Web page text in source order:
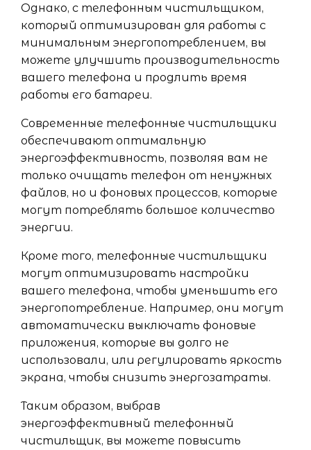
Однако, с телефонным чистильщиком,
который оптимизирован для работы с
минимальным энергопотреблением, вы
можете улучшить производительность
вашего телефона и продлить время
работы его батареи.
Современные телефонные чистильщики
обеспечивают оптимальную
энергоэффективность, позволяя вам не
только очищать телефон от ненужных
файлов, но и фоновых процессов, которые
могут потреблять большое количество
энергии.
Кроме того, телефонные чистильщики
могут оптимизировать настройки
вашего телефона, чтобы уменьшить его
энергопотребление. Например, они могут
автоматически выключать фоновые
приложения, которые вы долго не
использовали, или регулировать яркость
экрана, чтобы снизить энергозатраты.
Таким образом, выбрав
энергоэффективный телефонный
чистильщик, вы можете повысить